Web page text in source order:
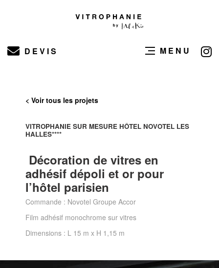
DEVIS MENU
< Voir tous les projets
VITROPHANIE SUR MESURE HÔTEL NOVOTEL LES
HALLES****
Décoration de vitres en
adhésif dépoli et or pour
l’hôtel parisien
Commande : Novotel Groupe Accor
Film adhésif monochrome sur vitres
Dimensions : L 15 m x H 1,15 m